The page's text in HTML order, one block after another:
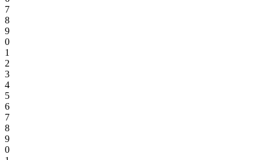
7
8
9
0
1
2
3
4
5
6
7
8
9
0